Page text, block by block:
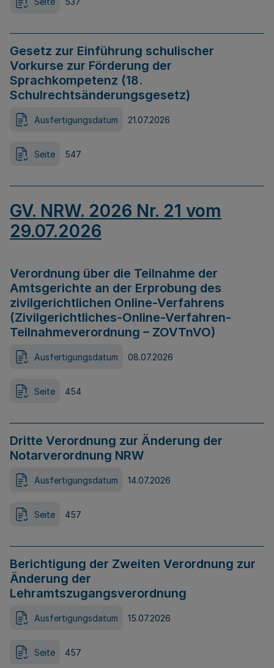
Gesetz zur Einführung schulischer
Vorkurse zur Förderung der
Sprachkompetenz (18.
Schulrechtsänderungsgesetz)
Ausfertigungsdatum 21.07.2026
Seite 547
GV. NRW. 2026 Nr. 21 vom
29.07.2026
Verordnung über die Teilnahme der
Amtsgerichte an der Erprobung des
zivilgerichtlichen Online-Verfahrens
(Zivilgerichtliches-Online-Verfahren-
Teilnahmeverordnung – ZOVTnVO)
Ausfertigungsdatum 08.07.2026
Seite 454
Dritte Verordnung zur Änderung der
Notarverordnung NRW
Ausfertigungsdatum 14.07.2026
Seite 457
Berichtigung der Zweiten Verordnung zur
Änderung der
Lehramtszugangsverordnung
Ausfertigungsdatum 15.07.2026
Seite 457